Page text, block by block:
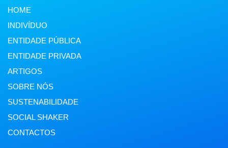
HOME
INDIVÍDUO
ENTIDADE PÚBLICA
ENTIDADE PRIVADA
ARTIGOS
SOBRE NÓS
SUSTENABILIDADE
SOCIAL SHAKER
CONTACTOS